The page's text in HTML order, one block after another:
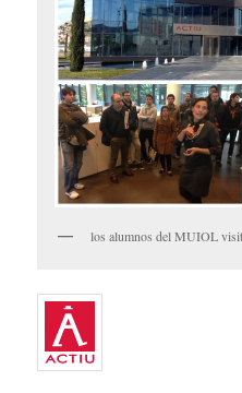
los alumnos del MUIOL